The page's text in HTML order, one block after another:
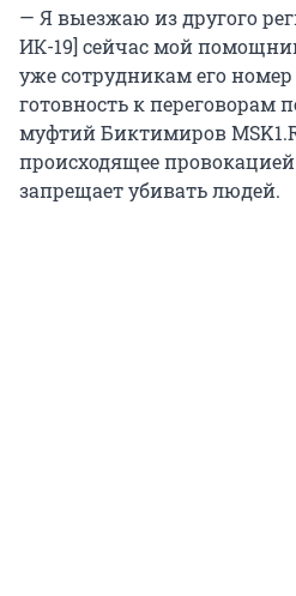
— Я выезжаю из другого
ИК-19] сейчас мой
уже сотрудникам его
готовность к переговорам
муфтий Биктимиров
происходящее
запрещает убивать людей.